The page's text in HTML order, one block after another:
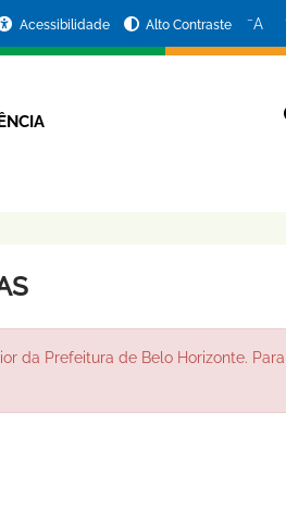
Acessibilidade Alto Contraste −A
da Prefeitura de Belo Horizonte.